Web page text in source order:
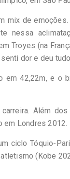
mix de
nessa
Troyes (na
dor e deu
em 42,22m, e o
Além
em Londres 2012.
ciclo Tóquio-
(Kobe